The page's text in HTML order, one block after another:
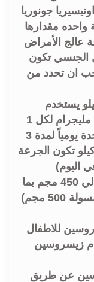
جونوريا
واحده مقدارها
عالج الأمراض
الجنسي تكون
ان تحدد من
وزنهم اقل من 45 كيلو يستخدم
زيسروسين شراب جرعة 10 مليجرام لكل 1
كيلو من وزن الطفل مرة واحدة يومياً لمدة 3
. مثلآ لو وزن الطفل 20 كيلو تكون الجرعة
الاطفال اكبر من 45 كيلو حوالي 450 مجم بما
(يعادل 10 ملي شراب) او (كبسولة 500 مجم)
للاطفال
زيسروسين
عن طريق